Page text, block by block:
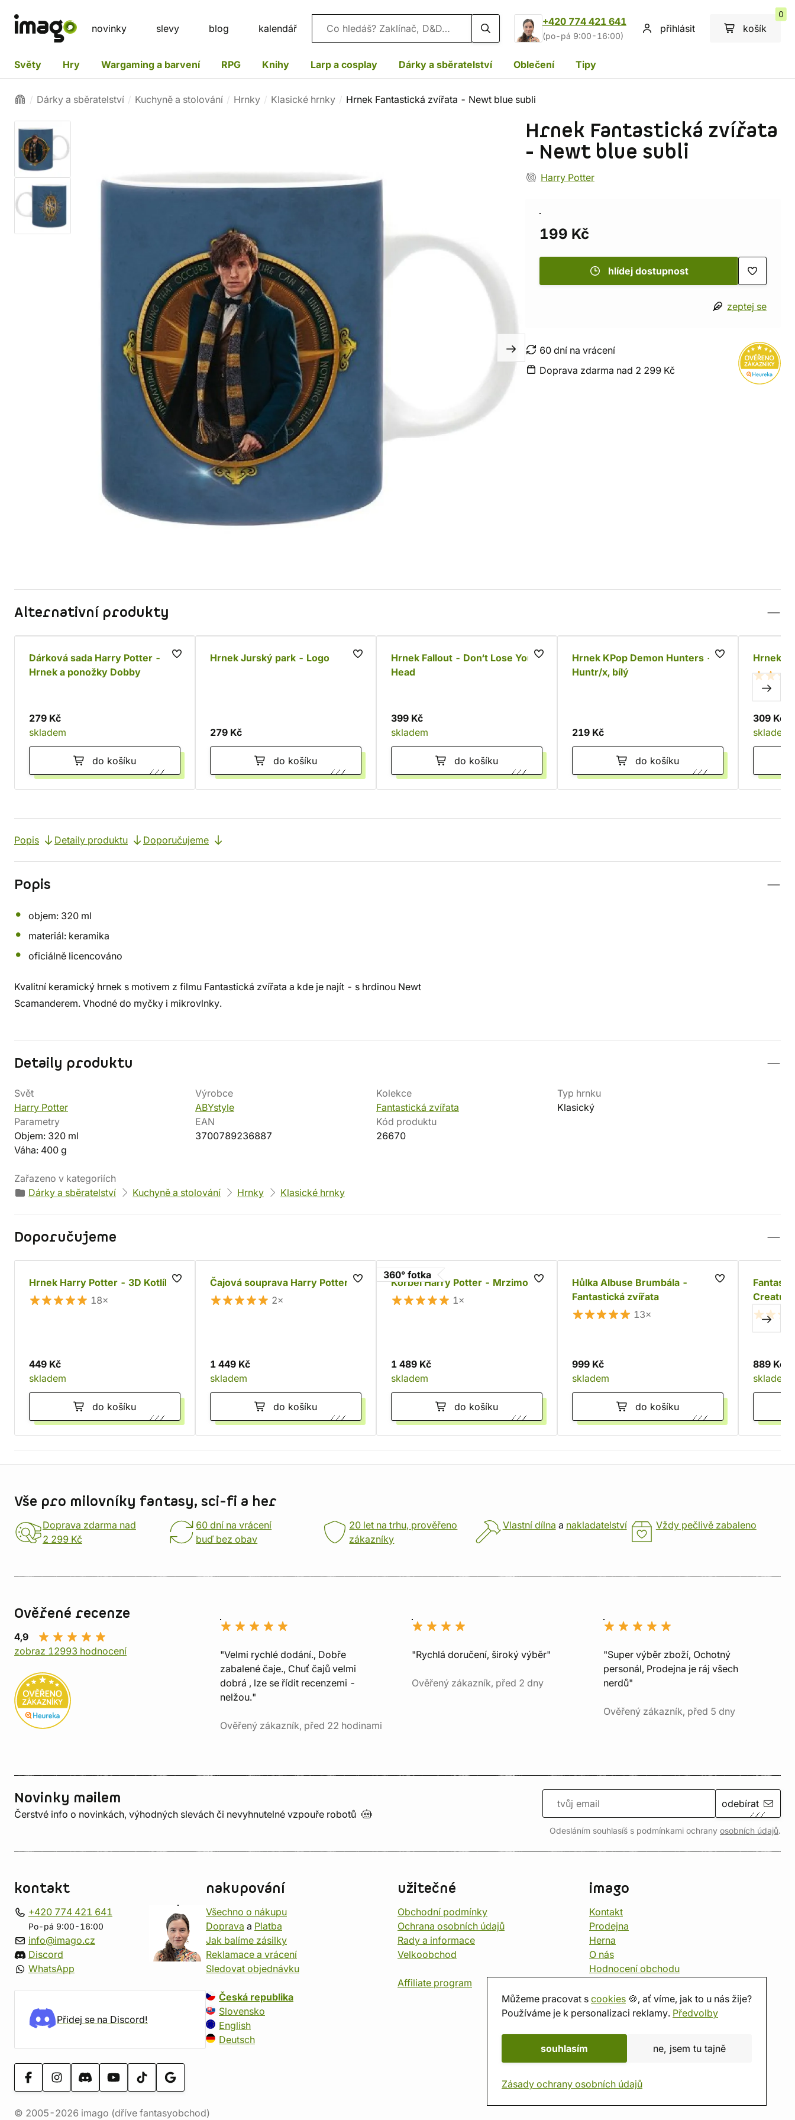
novinky slevy blog kalendář Vyhledávání
+420 774 421 641
(po-pá 9:00-16:00)
přihlásit košík
0
Světy Hry Wargaming a barvení RPG Knihy Larp a cosplay Dárky a sběratelství Oblečení Tipy
Dárky a sběratelství Kuchyně a stolování Hrnky Klasické hrnky Hrnek Fantastická zvířata - Newt blue subli
Hrnek Fantastická zvířata
- Newt blue subli
Harry Potter
199 Kč
hlídej dostupnost
zeptej se
60 dní na vrácení
Doprava zdarma nad 2 299 Kč
Alternativní produkty
Dárková sada Harry Potter -
Hrnek a ponožky Dobby
279 Kč
skladem
do košíku
Hrnek Jurský park - Logo
279 Kč
do košíku
Hrnek Fallout - Don‘t Lose Your
Head
399 Kč
skladem
do košíku
Hrnek KPop Demon Hunters -
Huntr/x, bílý
219 Kč
do košíku
Hrnek
309 Kč
skladem
Popis Detaily produktu Doporučujeme
Popis
objem: 320 ml
materiál: keramika
oficiálně licencováno
Kvalitní keramický hrnek s motivem z filmu Fantastická zvířata a kde je najít - s hrdinou Newt
Scamanderem. Vhodné do myčky i mikrovlnky.
Detaily produktu
Svět
Harry Potter
Výrobce
ABYstyle
Kolekce
Fantastická zvířata
Typ hrnku
Klasický
Parametry
Objem: 320 ml
Váha: 400 g
EAN
3700789236887
Kód produktu
26670
Zařazeno v kategoriích
Dárky a sběratelství
Kuchyně a stolování Hrnky Klasické hrnky
Doporučujeme
Hrnek Harry Potter - 3D Kotlík
18×
449 Kč
skladem
do košíku
Čajová souprava Harry Potter
2×
1 449 Kč
skladem
do košíku
360° fotka
Korbel Harry Potter - Mrzimor
1×
1 489 Kč
skladem
do košíku
Hůlka Albuse Brumbála -
Fantastická zvířata
13×
999 Kč
skladem
do košíku
889 Kč
skladem
Můžeme pracovat s cookies 🍪, ať víme, jak to u nás žije?
Používáme je k personalizaci reklamy. Předvolby
souhlasím ne, jsem tu tajně
Zásady ochrany osobních údajů
Vše pro milovníky fantasy, sci-fi a her
Doprava zdarma nad
2 299 Kč
60 dní na vrácení
buď bez obav
20 let na trhu, prověřeno
zákazníky
Vlastní dílna a nakladatelství Vždy pečlivě zabaleno
Ověřené recenze
4,9
zobraz 12993 hodnocení
"Velmi rychlé dodání., Dobře
zabalené čaje., Chuť čajů velmi
dobrá , lze se řídit recenzemi -
nelžou."
Ověřený zákazník, před 22 hodinami
"Rychlá doručení, široký výběr"
Ověřený zákazník, před 2 dny
"Super výběr zboží, Ochotný
personál, Prodejna je ráj všech
nerdů"
Ověřený zákazník, před 5 dny
Novinky mailem
Čerstvé info o novinkách, výhodných slevách či nevyhnutelné vzpouře robotů
odebírat
Odesláním souhlasíš s podmínkami ochrany osobních údajů.
kontakt
+420 774 421 641
Po-pá 9:00-16:00
info@imago.cz
Discord
WhatsApp
Přidej se na Discord!
nakupování
Všechno o nákupu
Doprava a Platba
Jak balíme zásilky
Reklamace a vrácení
Sledovat objednávku
Česká republika
Slovensko
English
Deutsch
užitečné
Obchodní podmínky
Ochrana osobních údajů
Rady a informace
Velkoobchod
Affiliate program
imago
Kontakt
Prodejna
Herna
O nás
Hodnocení obchodu
Kalendář
imago.blog
© 2005-2026 imago (dříve fantasyobchod)